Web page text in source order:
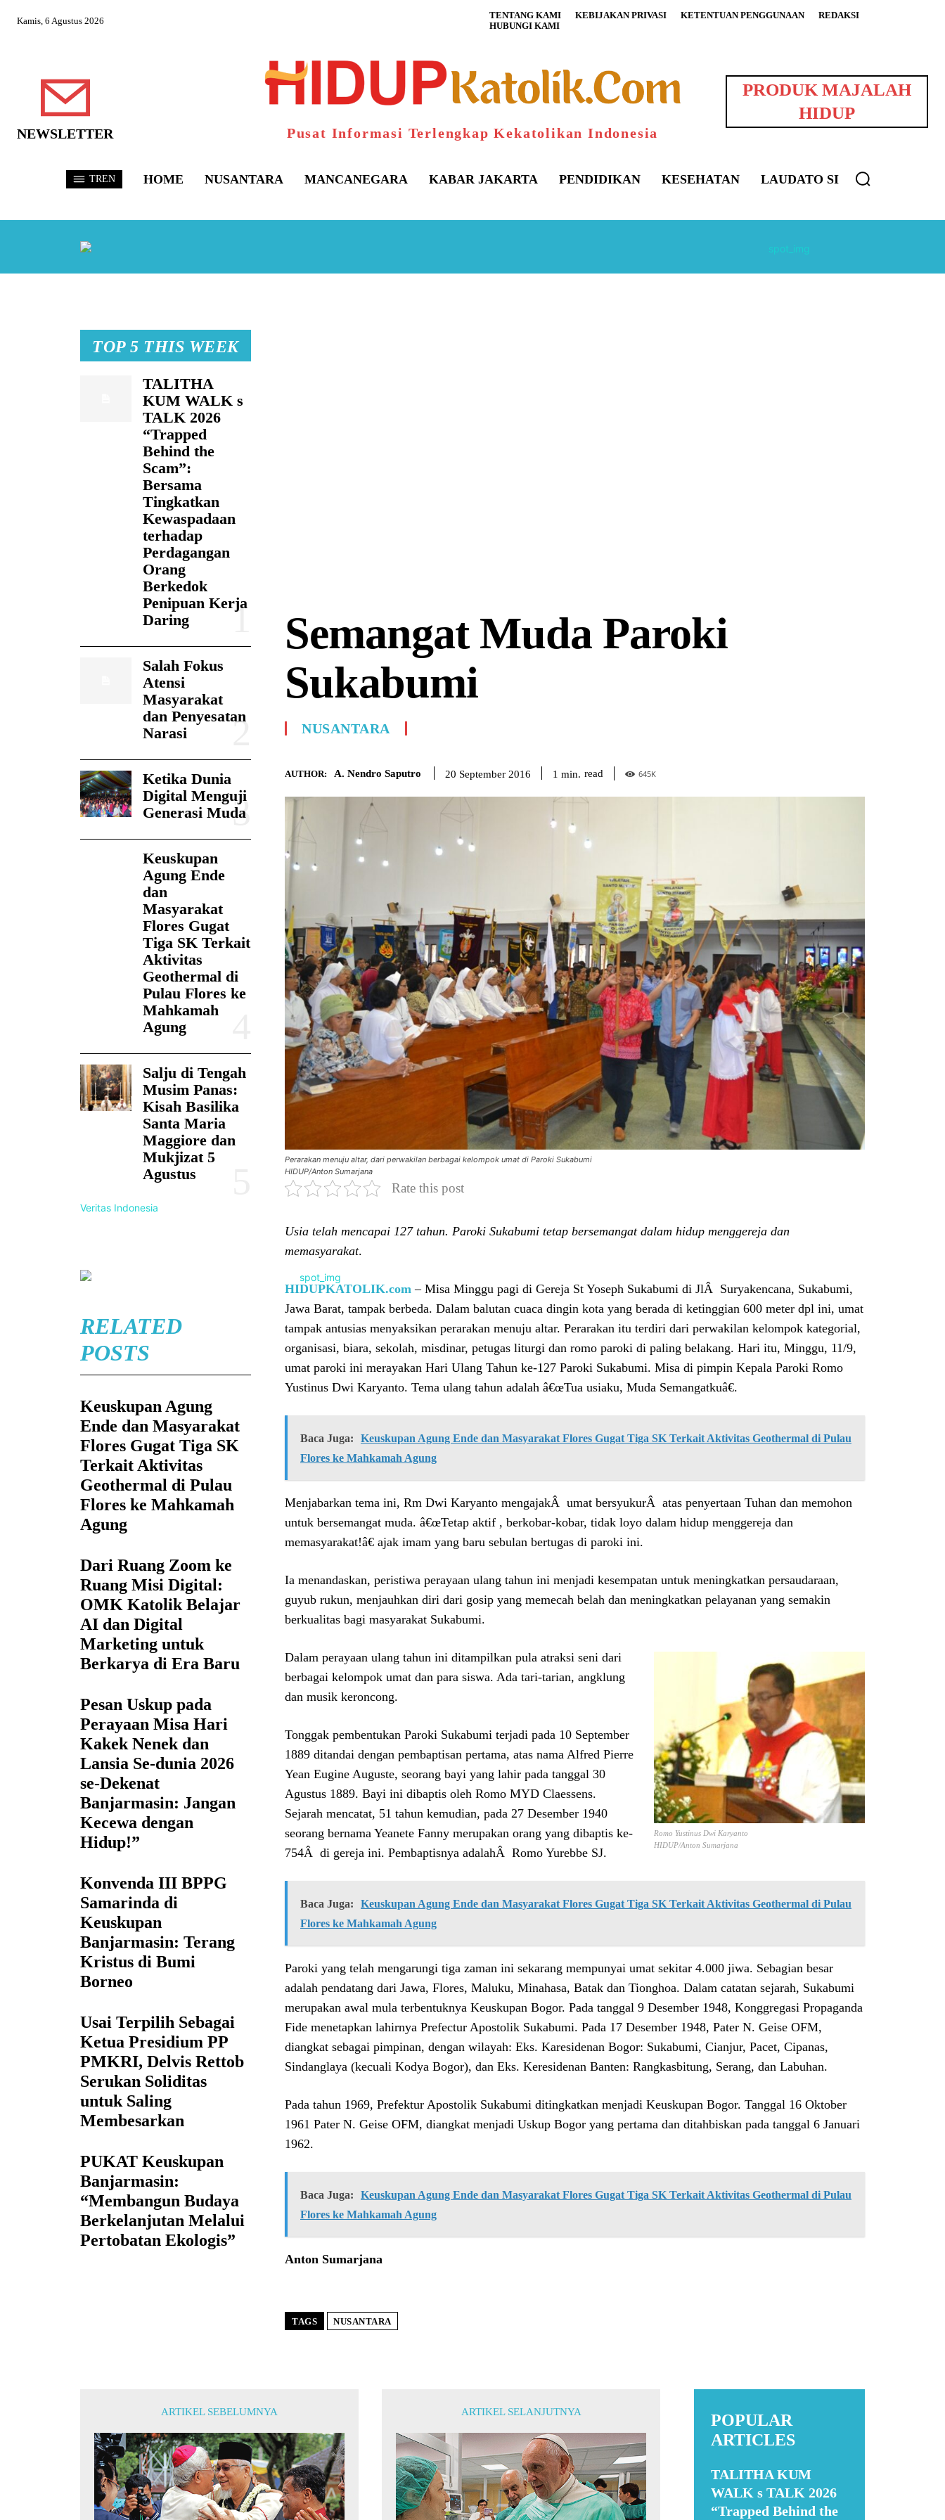
Kamis, 6 Agustus 2026 TENTANG KAMI KEBIJAKAN PRIVASI KETENTUAN PENGGUNAAN
REDAKSI
HUBUNGI KAMI
NEWSLETTER Pusat Informasi Terlengkap Kekatolikan Indonesia
PRODUK MAJALAH
HIDUP
TREN HOME NUSANTARA MANCANEGARA KABAR JAKARTA PENDIDIKAN KESEHATAN LAUDATO SI
TOP 5 THIS WEEK
TALITHA
KUM WALK s
TALK 2026
“Trapped
Behind the
Scam”:
Bersama
Tingkatkan
Kewaspadaan
terhadap
Perdagangan
Orang
Berkedok
Penipuan Kerja
Daring
Salah Fokus
Atensi
Masyarakat
dan Penyesatan
Narasi
Ketika Dunia
Digital Menguji
Generasi Muda
Keuskupan
Agung Ende
dan
Masyarakat
Flores Gugat
Tiga SK Terkait
Aktivitas
Geothermal di
Pulau Flores ke
Mahkamah
Agung
Salju di Tengah
Musim Panas:
Kisah Basilika
Santa Maria
Maggiore dan
Mukjizat 5
Agustus
Veritas Indonesia
RELATED
POSTS
Keuskupan Agung
Ende dan Masyarakat
Flores Gugat Tiga SK
Terkait Aktivitas
Geothermal di Pulau
Flores ke Mahkamah
Agung
Dari Ruang Zoom ke
Ruang Misi Digital:
OMK Katolik Belajar
AI dan Digital
Marketing untuk
Berkarya di Era Baru
Pesan Uskup pada
Perayaan Misa Hari
Kakek Nenek dan
Lansia Se-dunia 2026
se-Dekenat
Banjarmasin: Jangan
Kecewa dengan
Hidup!”
Konvenda III BPPG
Samarinda di
Keuskupan
Banjarmasin: Terang
Kristus di Bumi
Borneo
Usai Terpilih Sebagai
Ketua Presidium PP
PMKRI, Delvis Rettob
Serukan Soliditas
untuk Saling
Membesarkan
PUKAT Keuskupan
Banjarmasin:
“Membangun Budaya
Berkelanjutan Melalui
Pertobatan Ekologis”
Semangat Muda Paroki
Sukabumi
NUSANTARA
AUTHOR: A. Nendro Saputro 20 September 2016 1 min. read 645K
Perarakan menuju altar, dari perwakilan berbagai kelompok umat di Paroki Sukabumi
HIDUP/Anton Sumarjana
Rate this post
Usia telah mencapai 127 tahun. Paroki Sukabumi tetap bersemangat dalam hidup menggereja dan
memasyarakat.
HIDUPKATOLIK.com – Misa Minggu pagi di Gereja St Yoseph Sukabumi di JlÂ Suryakencana, Sukabumi,
Jawa Barat, tampak berbeda. Dalam balutan cuaca dingin kota yang berada di ketinggian 600 meter dpl ini, umat
tampak antusias menyaksikan perarakan menuju altar. Perarakan itu terdiri dari perwakilan kelompok kategorial,
organisasi, biara, sekolah, misdinar, petugas liturgi dan romo paroki di paling belakang. Hari itu, Minggu, 11/9,
umat paroki ini merayakan Hari Ulang Tahun ke-127 Paroki Sukabumi. Misa di pimpin Kepala Paroki Romo
Yustinus Dwi Karyanto. Tema ulang tahun adalah â€œTua usiaku, Muda Semangatkuâ€.
Baca Juga:
Keuskupan Agung Ende dan Masyarakat Flores Gugat Tiga SK Terkait Aktivitas Geothermal di Pulau
Flores ke Mahkamah Agung
Menjabarkan tema ini, Rm Dwi Karyanto mengajakÂ umat bersyukurÂ atas penyertaan Tuhan dan memohon
untuk bersemangat muda. â€œTetap aktif , berkobar-kobar, tidak loyo dalam hidup menggereja dan
memasyarakat!â€ ajak imam yang baru sebulan bertugas di paroki ini.
Ia menandaskan, peristiwa perayaan ulang tahun ini menjadi kesempatan untuk meningkatkan persaudaraan,
guyub rukun, menjauhkan diri dari gosip yang memecah belah dan meningkatkan pelayanan yang semakin
berkualitas bagi masyarakat Sukabumi.
Romo Yustinus Dwi Karyanto
HIDUP/Anton Sumarjana
Dalam perayaan ulang tahun ini ditampilkan pula atraksi seni dari
berbagai kelompok umat dan para siswa. Ada tari-tarian, angklung
dan musik keroncong.
Tonggak pembentukan Paroki Sukabumi terjadi pada 10 September
1889 ditandai dengan pembaptisan pertama, atas nama Alfred Pierre
Yean Eugine Auguste, seorang bayi yang lahir pada tanggal 30
Agustus 1889. Bayi ini dibaptis oleh Romo MYD Claessens.
Sejarah mencatat, 51 tahun kemudian, pada 27 Desember 1940
seorang bernama Yeanete Fanny merupakan orang yang dibaptis ke-
754Â di gereja ini. Pembaptisnya adalahÂ Romo Yurebbe SJ.
Baca Juga:
Keuskupan Agung Ende dan Masyarakat Flores Gugat Tiga SK Terkait Aktivitas Geothermal di Pulau
Flores ke Mahkamah Agung
Paroki yang telah mengarungi tiga zaman ini sekarang mempunyai umat sekitar 4.000 jiwa. Sebagian besar
adalah pendatang dari Jawa, Flores, Maluku, Minahasa, Batak dan Tionghoa. Dalam catatan sejarah, Sukabumi
merupakan awal mula terbentuknya Keuskupan Bogor. Pada tanggal 9 Desember 1948, Konggregasi Propaganda
Fide menetapkan lahirnya Prefectur Apostolik Sukabumi. Pada 17 Desember 1948, Pater N. Geise OFM,
diangkat sebagai pimpinan, dengan wilayah: Eks. Karesidenan Bogor: Sukabumi, Cianjur, Pacet, Cipanas,
Sindanglaya (kecuali Kodya Bogor), dan Eks. Keresidenan Banten: Rangkasbitung, Serang, dan Labuhan.
Pada tahun 1969, Prefektur Apostolik Sukabumi ditingkatkan menjadi Keuskupan Bogor. Tanggal 16 Oktober
1961 Pater N. Geise OFM, diangkat menjadi Uskup Bogor yang pertama dan ditahbiskan pada tanggal 6 Januari
1962.
Baca Juga:
Keuskupan Agung Ende dan Masyarakat Flores Gugat Tiga SK Terkait Aktivitas Geothermal di Pulau
Flores ke Mahkamah Agung
Anton Sumarjana
TAGS NUSANTARA
ARTIKEL SEBELUMNYA ARTIKEL SELANJUTNYA
POPULAR
ARTICLES
TALITHA KUM
WALK s TALK 2026
“Trapped Behind the